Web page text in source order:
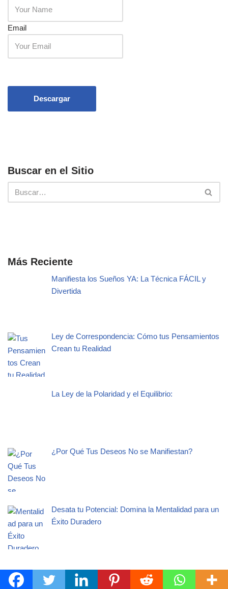
Email
Descargar
Buscar en el Sitio
Más Reciente
Manifiesta los Sueños YA: La Técnica FÁCIL y
Divertida
Ley de Correspondencia: Cómo tus Pensamientos
Crean tu Realidad
La Ley de la Polaridad y el Equilibrio:
¿Por Qué Tus Deseos No se Manifiestan?
Desata tu Potencial: Domina la Mentalidad para un
Éxito Duradero